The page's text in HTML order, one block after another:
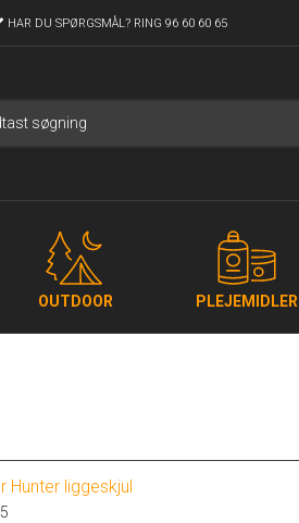
HAR DU SPØRGSMÅL? RING 96 60 60 65
OUTDOOR PLEJEMIDLER
Hunter liggeskjul